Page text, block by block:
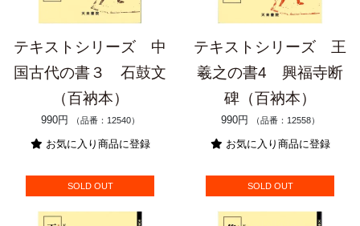
テキストシリーズ 中
国古代の書３ 石鼓文
（百衲本）
990円 （品番：12540）
お気に入り商品に登録
SOLD OUT
テキストシリーズ 王
羲之の書4 興福寺断
碑（百衲本）
990円 （品番：12558）
お気に入り商品に登録
SOLD OUT